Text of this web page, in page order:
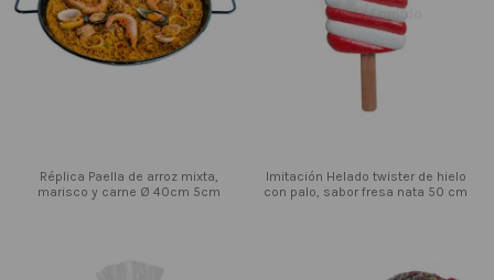
Réplica Paella de arroz mixta,
marisco y carne Ø 40cm 5cm
Imitación Helado twister de hielo
con palo, sabor fresa nata 50 cm